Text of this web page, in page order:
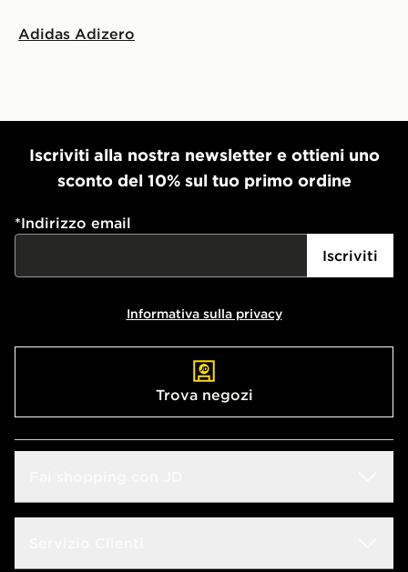
Adidas Adizero
Iscriviti alla nostra newsletter e ottieni uno
sconto del 10% sul tuo primo ordine
*Indirizzo email
Iscriviti
Informativa sulla privacy
Trova negozi